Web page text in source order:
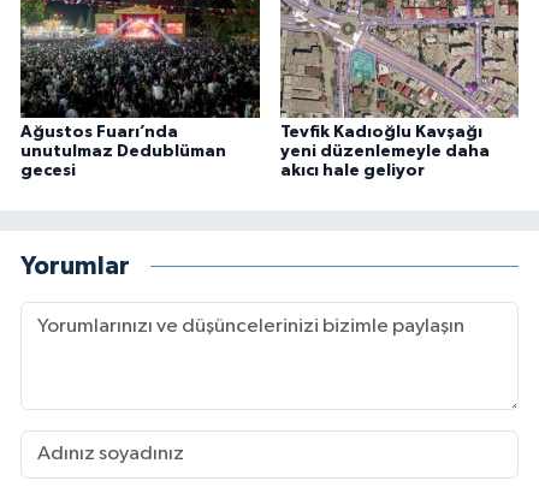
Ağustos Fuarı’nda
unutulmaz Dedublüman
gecesi
Tevfik Kadıoğlu Kavşağı
yeni düzenlemeyle daha
akıcı hale geliyor
Yorumlar